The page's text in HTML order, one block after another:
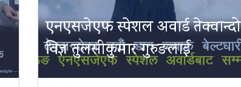
एनएसजेएफ स्पेशल अवार्ड तेक्वान्दो
विज्ञ तुलसीकुमार गुरुङलाई